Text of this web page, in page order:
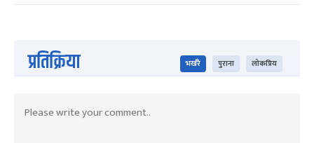
प्रतिक्रिया भर्खरै पुराना लोकप्रिय